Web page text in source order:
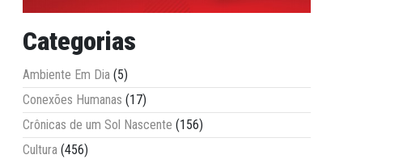
Categorias
Ambiente Em Dia (5)
Conexões Humanas (17)
Crônicas de um Sol Nascente (156)
Cultura (456)